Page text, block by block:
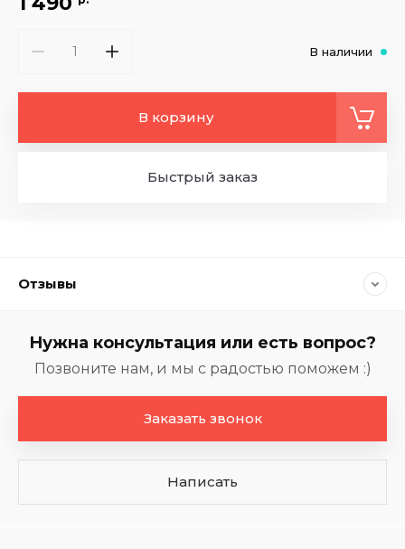
В наличии
В корзину
Быстрый заказ
Отзывы
Нужна консультация или есть вопрос?
Позвоните нам, и мы с радостью поможем :)
Заказать звонок
Написать